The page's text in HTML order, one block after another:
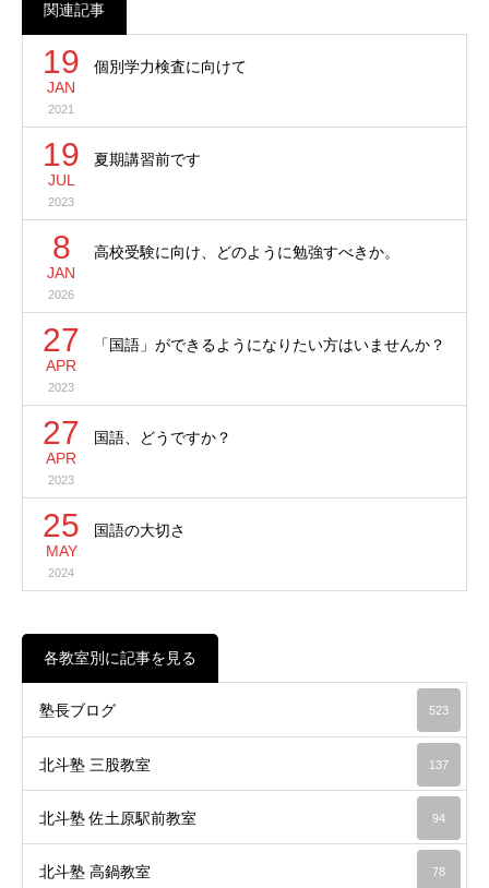
関連記事
19
JAN
2021
個別学力検査に向けて
19
JUL
2023
夏期講習前です
8
JAN
2026
高校受験に向け、どのように勉強すべきか。
27
APR
2023
「国語」ができるようになりたい方はいませんか？
27
APR
2023
国語、どうですか？
25
MAY
2024
国語の大切さ
各教室別に記事を見る
塾長ブログ 523
北斗塾 三股教室 137
北斗塾 佐土原駅前教室 94
北斗塾 高鍋教室 78